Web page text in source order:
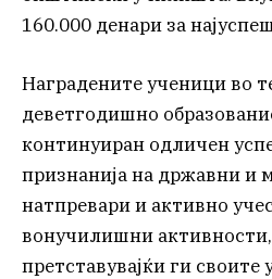
160.000 денари за
Наградените ученици во
деветгодишно
континуиран одличен
признанија на државни и
натпревари и активно
вонучилишни активности,
претставувајќи ги